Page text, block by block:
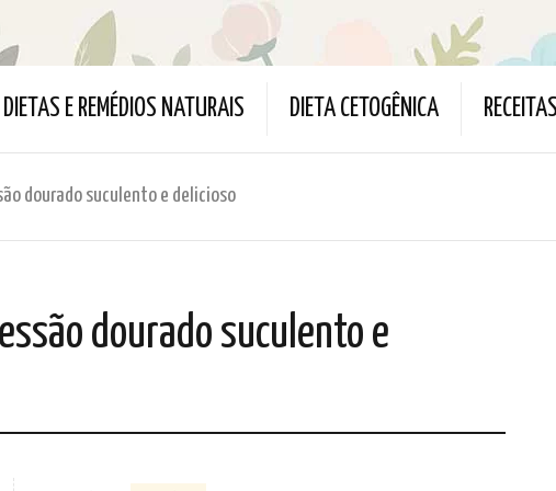
DIETAS E REMÉDIOS NATURAIS DIETA CETOGÊNICA
dourado suculento e delicioso
dourado suculento e